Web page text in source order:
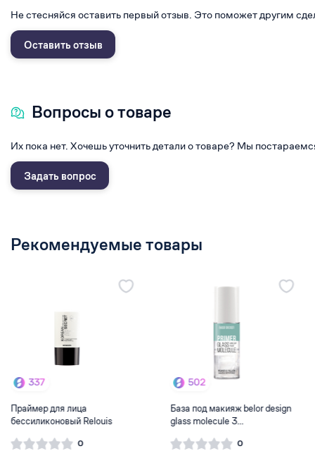
Не стесняйся оставить первый отзыв. Это поможет другим
Оставить отзыв
Вопросы о товаре
Их пока нет. Хочешь уточнить детали о товаре? Мы
Задать вопрос
Рекомендуемые товары
тени для век Lamel
...
0
337
Праймер для лица
бессиликоновый Relouis
0